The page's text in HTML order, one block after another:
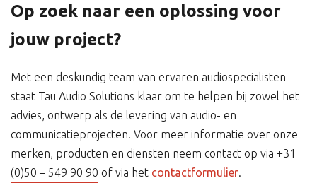
Op zoek naar een oplossing voor
jouw project?
Met een deskundig team van ervaren audiospecialisten
staat Tau Audio Solutions klaar om te helpen bij zowel het
advies, ontwerp als de levering van audio- en
communicatieprojecten. Voor meer informatie over onze
merken, producten en diensten neem contact op via +31
(0)50 – 549 90 90 of via het contactformulier.